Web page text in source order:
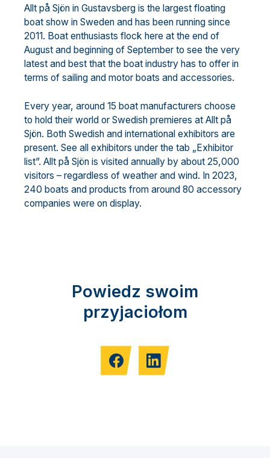
Allt på Sjön in Gustavsberg is the largest floating
boat show in Sweden and has been running since
2011. Boat enthusiasts flock here at the end of
August and beginning of September to see the very
latest and best that the boat industry has to offer in
terms of sailing and motor boats and accessories.
Every year, around 15 boat manufacturers choose
to hold their world or Swedish premieres at Allt på
Sjön. Both Swedish and international exhibitors are
present. See all exhibitors under the tab „Exhibitor
list”. Allt på Sjön is visited annually by about 25,000
visitors – regardless of weather and wind. In 2023,
240 boats and products from around 80 accessory
companies were on display.
Powiedz swoim
przyjaciołom